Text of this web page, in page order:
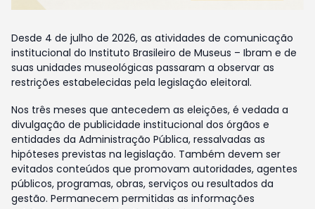
Desde 4 de julho de 2026, as atividades de comunicação
institucional do Instituto Brasileiro de Museus – Ibram e de
suas unidades museológicas passaram a observar as
restrições estabelecidas pela legislação eleitoral.
Nos três meses que antecedem as eleições, é vedada a
divulgação de publicidade institucional dos órgãos e
entidades da Administração Pública, ressalvadas as
hipóteses previstas na legislação. Também devem ser
evitados conteúdos que promovam autoridades, agentes
públicos, programas, obras, serviços ou resultados da
gestão. Permanecem permitidas as informações